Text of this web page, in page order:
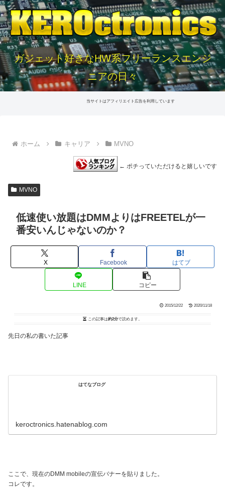
ガジェット好きなHW系フリーランスエンジ
ニアの日々
当サイトはアフィリエイト広告を利用しています
ホーム キャリア MVNO
← ポチっていただけると嬉しいです
MVNO
低速使い放題はDMMよりはFREETELが一
番安いんじゃないのか？
X Facebook はてブ
LINE コピー
2015/12/22 2020/11/18
この記事は約2分で読めます。
先日の私の書いた記事
はてなブログ
keroctronics.hatenablog.com
ここで、現在のDMM mobileの宣伝バナーを貼りました。
コレです。